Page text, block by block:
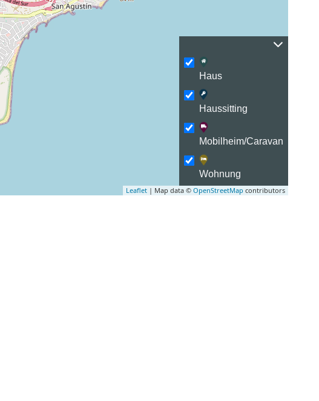
Leaflet | Map data © OpenStreetMap contributors
Haus
Haussitting
Mobilheim/Caravan
Wohnung